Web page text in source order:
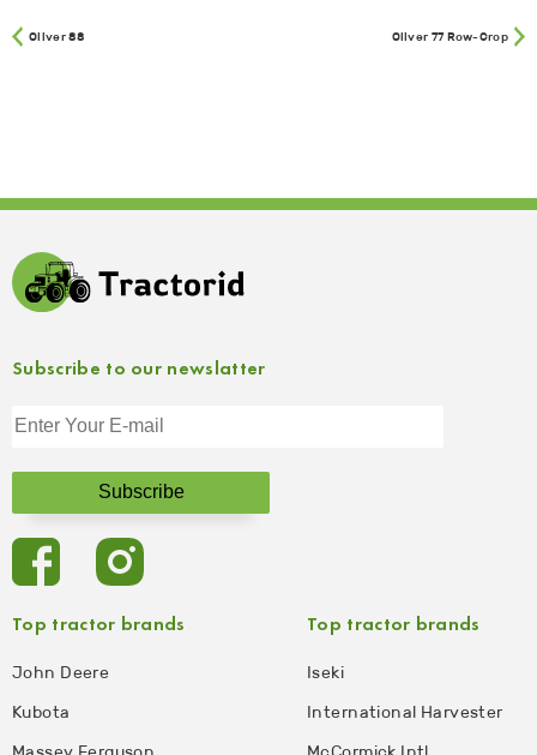
Oliver 88 Oliver 77 Row-Crop
Top tractor brands
John Deere
Kubota
Top tractor brands
Iseki
International Harvester
Subscribe to our newslatter